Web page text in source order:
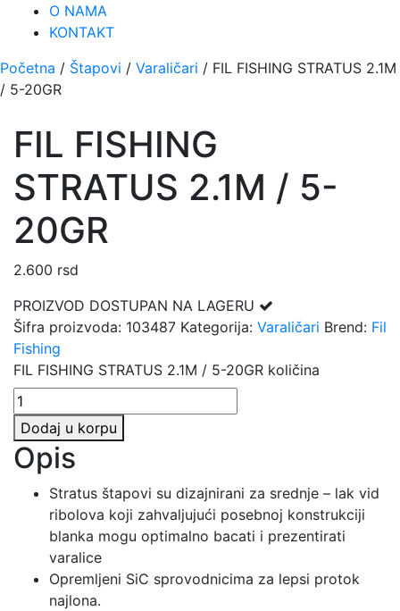
O NAMA
KONTAKT
Početna / Štapovi / Varaličari / FIL FISHING STRATUS 2.1M
/ 5-20GR
FIL FISHING
STRATUS 2.1M / 5-
20GR
2.600 rsd
PROIZVOD DOSTUPAN NA LAGERU
Šifra proizvoda: 103487 Kategorija: Varaličari Brend: Fil
Fishing
FIL FISHING STRATUS 2.1M / 5-20GR količina
Dodaj u korpu
Opis
Stratus štapovi su dizajnirani za srednje – lak vid
ribolova koji zahvaljujući posebnoj konstrukciji
blanka mogu optimalno bacati i prezentirati
varalice
Opremljeni SiC sprovodnicima za lepsi protok
najlona.